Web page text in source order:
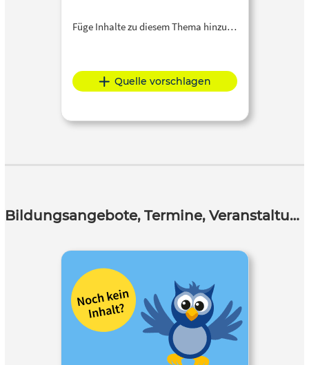
Füge Inhalte zu diesem Thema hinzu…
Quelle vorschlagen
Bildungsangebote, Termine, Veranstaltungen